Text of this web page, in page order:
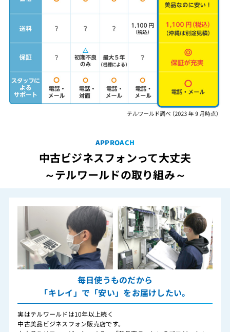
APPROACH
中古ビジネスフォンって大丈夫
～テルワールドの取り組み～
毎日使うものだから
「キレイ」で「安い」をお届けしたい。
実はテルワールドは10年以上続く
中古美品ビジネスフォン販売店です。